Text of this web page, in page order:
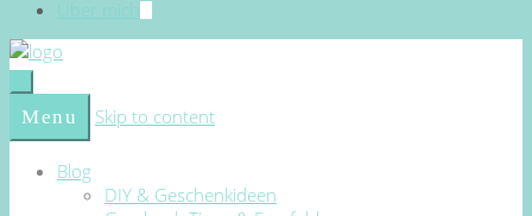
Über mich
Menu Skip to content
Blog
DIY & Geschenkideen